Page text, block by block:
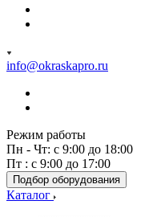
info@okraskapro.ru
Режим работы
Пн - Чт: с 9:00 до 18:00
Пт : с 9:00 до 17:00
Подбор оборудования
Каталог